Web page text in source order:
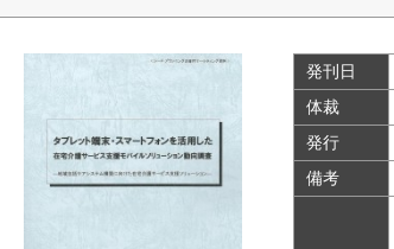
発刊日
体裁
発行
備考